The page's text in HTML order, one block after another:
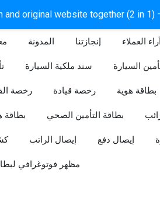
and original website together (2 in
المدونة إنجازتنا آراء العملاء
سند ملكية السيارة السيارة
رخصة رخصة قيادة بطاقة هوية
بطاقة بطاقة التأمين الصحي
إيصال الراتب إيصال دفع
مظهر فوتوغرافي